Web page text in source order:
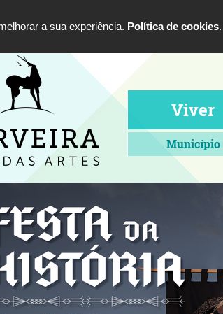
a sua experiência. Política de cookies.
Viver
Município